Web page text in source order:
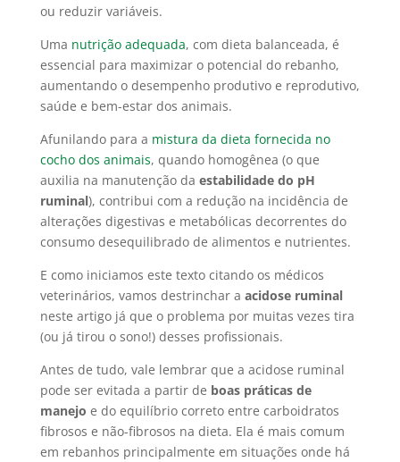
ou reduzir variáveis.
Uma nutrição adequada, com dieta balanceada, é
essencial para maximizar o potencial do rebanho,
aumentando o desempenho produtivo e reprodutivo,
saúde e bem-estar dos animais.
Afunilando para a mistura da dieta fornecida no
cocho dos animais, quando homogênea (o que
auxilia na manutenção da estabilidade do pH
ruminal), contribui com a redução na incidência de
alterações digestivas e metabólicas decorrentes do
consumo desequilibrado de alimentos e nutrientes.
E como iniciamos este texto citando os médicos
veterinários, vamos destrinchar a acidose ruminal
neste artigo já que o problema por muitas vezes tira
(ou já tirou o sono!) desses profissionais.
Antes de tudo, vale lembrar que a acidose ruminal
pode ser evitada a partir de boas práticas de
manejo e do equilíbrio correto entre carboidratos
fibrosos e não-fibrosos na dieta. Ela é mais comum
em rebanhos principalmente em situações onde há